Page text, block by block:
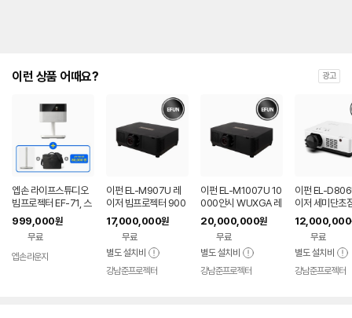
이런 상품 어때요? 광고
엡손 라이프스튜디오
빔프로젝터 EF-71, 스
탠드, 가방, APP 10만
원 쿠폰 증정
999,000원
무료
엡손라운지
이펀 EL-M907U 레
이저 빔프로젝터 900
0안시 풀HD WUXG
A 강당용
17,000,000원
무료
별도 설치비
강남준프로젝터
이펀 EL-M1007U 10
000안시 WUXGA 레
이저 빔프로젝터
20,000,000원
무료
별도 설치비
강남준프로젝터
이펀 EL-
이저 세미단초
로젝터 8000
HD WUXGA
12,000,000
무료
별도 설치비
강남준프로젝터